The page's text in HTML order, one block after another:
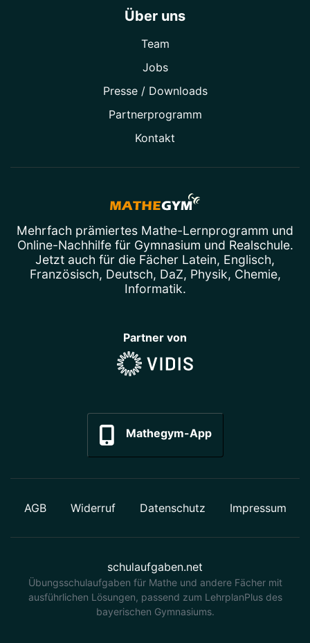
Über uns
Team
Jobs
Presse / Downloads
Partner­programm
Kontakt
Mehrfach prämiertes Mathe-Lernprogramm und
Online-Nachhilfefür Gymnasium und Realschule.
Jetzt auch für die Fächer Latein, Englisch,
Französisch, Deutsch, DaZ, Physik, Chemie,
Informatik.
Partner von
Mathegym-App
AGB Widerruf Datenschutz Impressum
schulaufgaben.net
Übungsschulaufgaben für Mathe und andere Fächer mit
ausführlichen Lösungen, passend zum LehrplanPlus des
bayerischen Gymnasiums.